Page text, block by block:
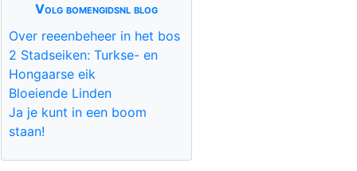
Volg bomengidsnl blog
Over reeenbeheer in het bos
2 Stadseiken: Turkse- en
Hongaarse eik
Bloeiende Linden
Ja je kunt in een boom
staan!